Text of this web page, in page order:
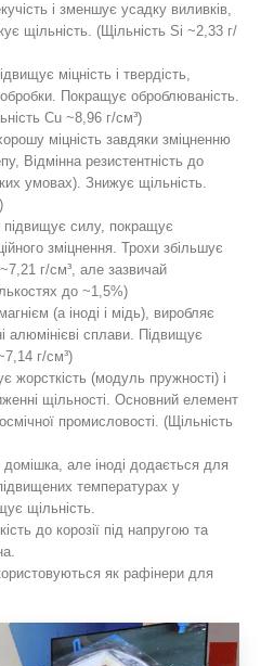
і зменшує усадку виливків,
щільність. (Щільність Si ~2,33 г/
міцність і твердість,
Покращує оброблюваність.
Cu ~8,96 г/см³)
міцність завдяки зміцненню
Відмінна резистентність до
умовах). Знижує щільність.
підвищує силу, покращує
зміцнення. Трохи збільшує
г/см³, але зазвичай
до ~1,5%)
(а іноді і мідь), виробляє
алюмінієві сплави. Підвищує
г/см³)
жорсткість (модуль пружності) і
щільності. Основний елемент
промисловості. (Щільність
домішка, але іноді додається для
температурах у
щільність.
до корозії під напругою та
як рафінери для